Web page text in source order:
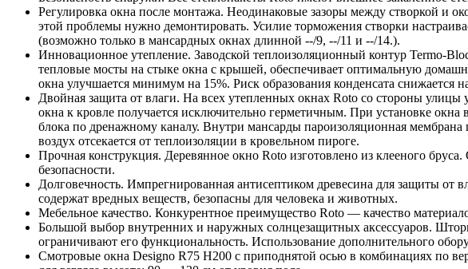
Регулировка окна после монтажа. Неодинаковые зазоры между створкой и
этой проблемы нужно демонтировать. Усилие торможения створки
(возможно только в мансардных окнах длинной --/9, --/11 и --/14.).
Инновационное утепление. Заводской теплоизоляционный контур Termo-
тепловые мосты на стыке окна с крышей, обеспечивает оптимальную
окна улучшается минимум на 15%. Риск образования конденсата снижается
Двойная защита от влаги. На всех утепленных окнах Roto со стороны
окна к кровле получается исключительно герметичным. При установке
блока по дренажному каналу. Внутри мансарды пароизоляционная
воздух отсекается от теплоизоляции в кровельном пироге.
Прочная конструкция. Деревянное окно Roto изготовлено из клееного
безопасности.
Долговечность. Импрегнированная антисептиком древесина для защиты
содержат вредных веществ, безопасны для человека и животных.
Мебельное качество. Конкурентное преимущество Roto — качество
Большой выбор внутренних и наружных солнцезащитных аксессуаров.
ограничивают его функциональность. Использование дополнительного
Смотровые окна Designo R75 H200 с приподнятой осью в комбинациях по